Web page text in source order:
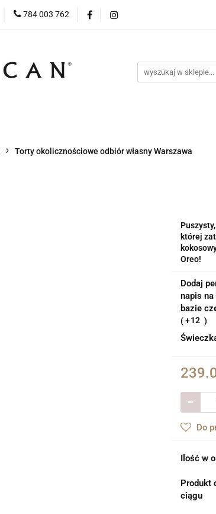
784 003 762
Sklep Internetowy Warszawa
Torty okolicznościowe odbiór własny Warszawa
której
Oreo!
Dodaj
napis
bazie
12
Do
Ilość w
Produkt
ciągu